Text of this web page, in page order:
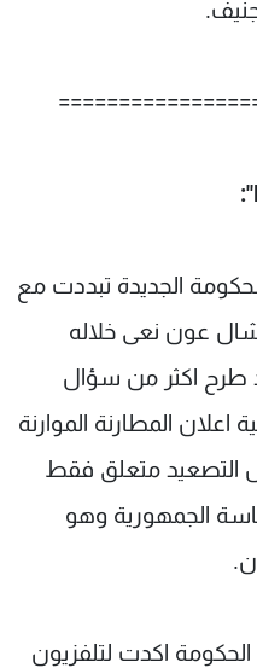
الجديدة تبددت مع
عون نعى خلاله
طرح اكثر من سؤال
اعلان المطارنة الموارنة
التصعيد متعلق فقط
الجمهورية وهو
اكدت لتلفزيون